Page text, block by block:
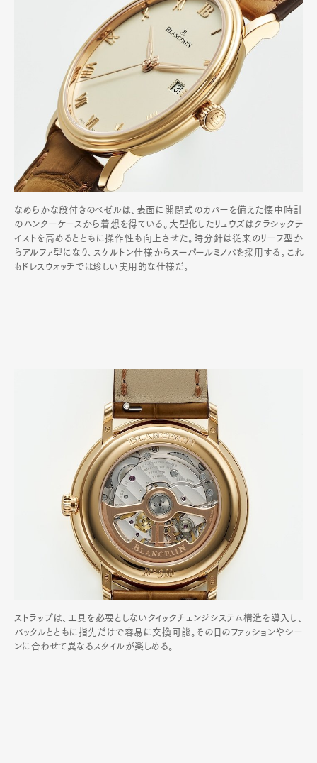
なめらかな段付きのベゼルは、表面に開閉式のカバーを備えた懐中時計
のハンターケースから着想を得ている。大型化したリュウズはクラシックテ
イストを高めるとともに操作性も向上させた。時分針は従来のリーフ型か
らアルファ型になり､スケルトン仕様からスーパールミノバを採用する｡これ
もドレスウォッチでは珍しい実用的な仕様だ｡
ストラップは、工具を必要としないクイックチェンジシステム構造を導入し、
バックルとともに指先だけで容易に交換可能。その日のファッションやシー
ンに合わせて異なるスタイルが楽しめる。